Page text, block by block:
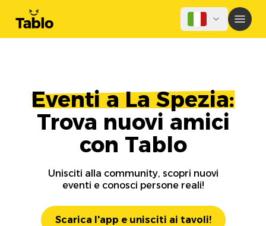
Eventi a La Spezia:
Trova nuovi amici
con Tablo
Unisciti alla community, scopri nuovi
eventi e conosci persone reali!
Scarica l'app e unisciti ai tavoli!